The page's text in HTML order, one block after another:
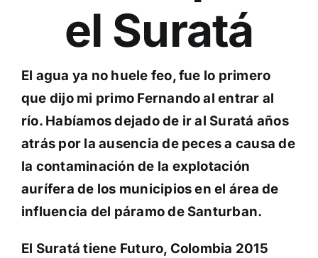
el Suratá
El agua ya no huele feo, fue lo primero
que dijo mi primo Fernando al entrar al
río. Habíamos dejado de ir al Suratá años
atrás por la ausencia de peces a causa de
la contaminación de la explotación
aurífera de los municipios en el área de
influencia del páramo de Santurban.
El Suratá tiene Futuro, Colombia 2015